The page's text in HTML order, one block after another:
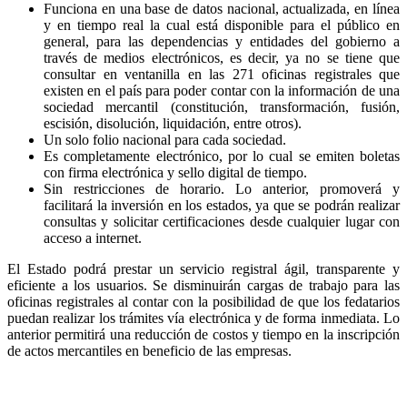
Funciona en una base de datos nacional, actualizada, en línea
y en tiempo real la cual está disponible para el público en
general, para las dependencias y entidades del gobierno a
través de medios electrónicos, es decir, ya no se tiene que
consultar en ventanilla en las 271 oficinas registrales que
existen en el país para poder contar con la información de una
sociedad mercantil (constitución, transformación, fusión,
escisión, disolución, liquidación, entre otros).
Un solo folio nacional para cada sociedad.
Es completamente electrónico, por lo cual se emiten boletas
con firma electrónica y sello digital de tiempo.
Sin restricciones de horario. Lo anterior, promoverá y
facilitará la inversión en los estados, ya que se podrán realizar
consultas y solicitar certificaciones desde cualquier lugar con
acceso a internet.
El Estado podrá prestar un servicio registral ágil, transparente y
eficiente a los usuarios. Se disminuirán cargas de trabajo para las
oficinas registrales al contar con la posibilidad de que los fedatarios
puedan realizar los trámites vía electrónica y de forma inmediata. Lo
anterior permitirá una reducción de costos y tiempo en la inscripción
de actos mercantiles en beneficio de las empresas.